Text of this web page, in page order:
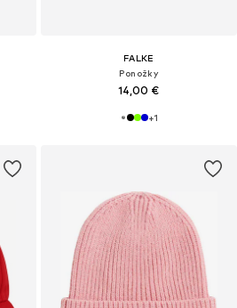
FALKE
Ponožky
14,00 €
+1